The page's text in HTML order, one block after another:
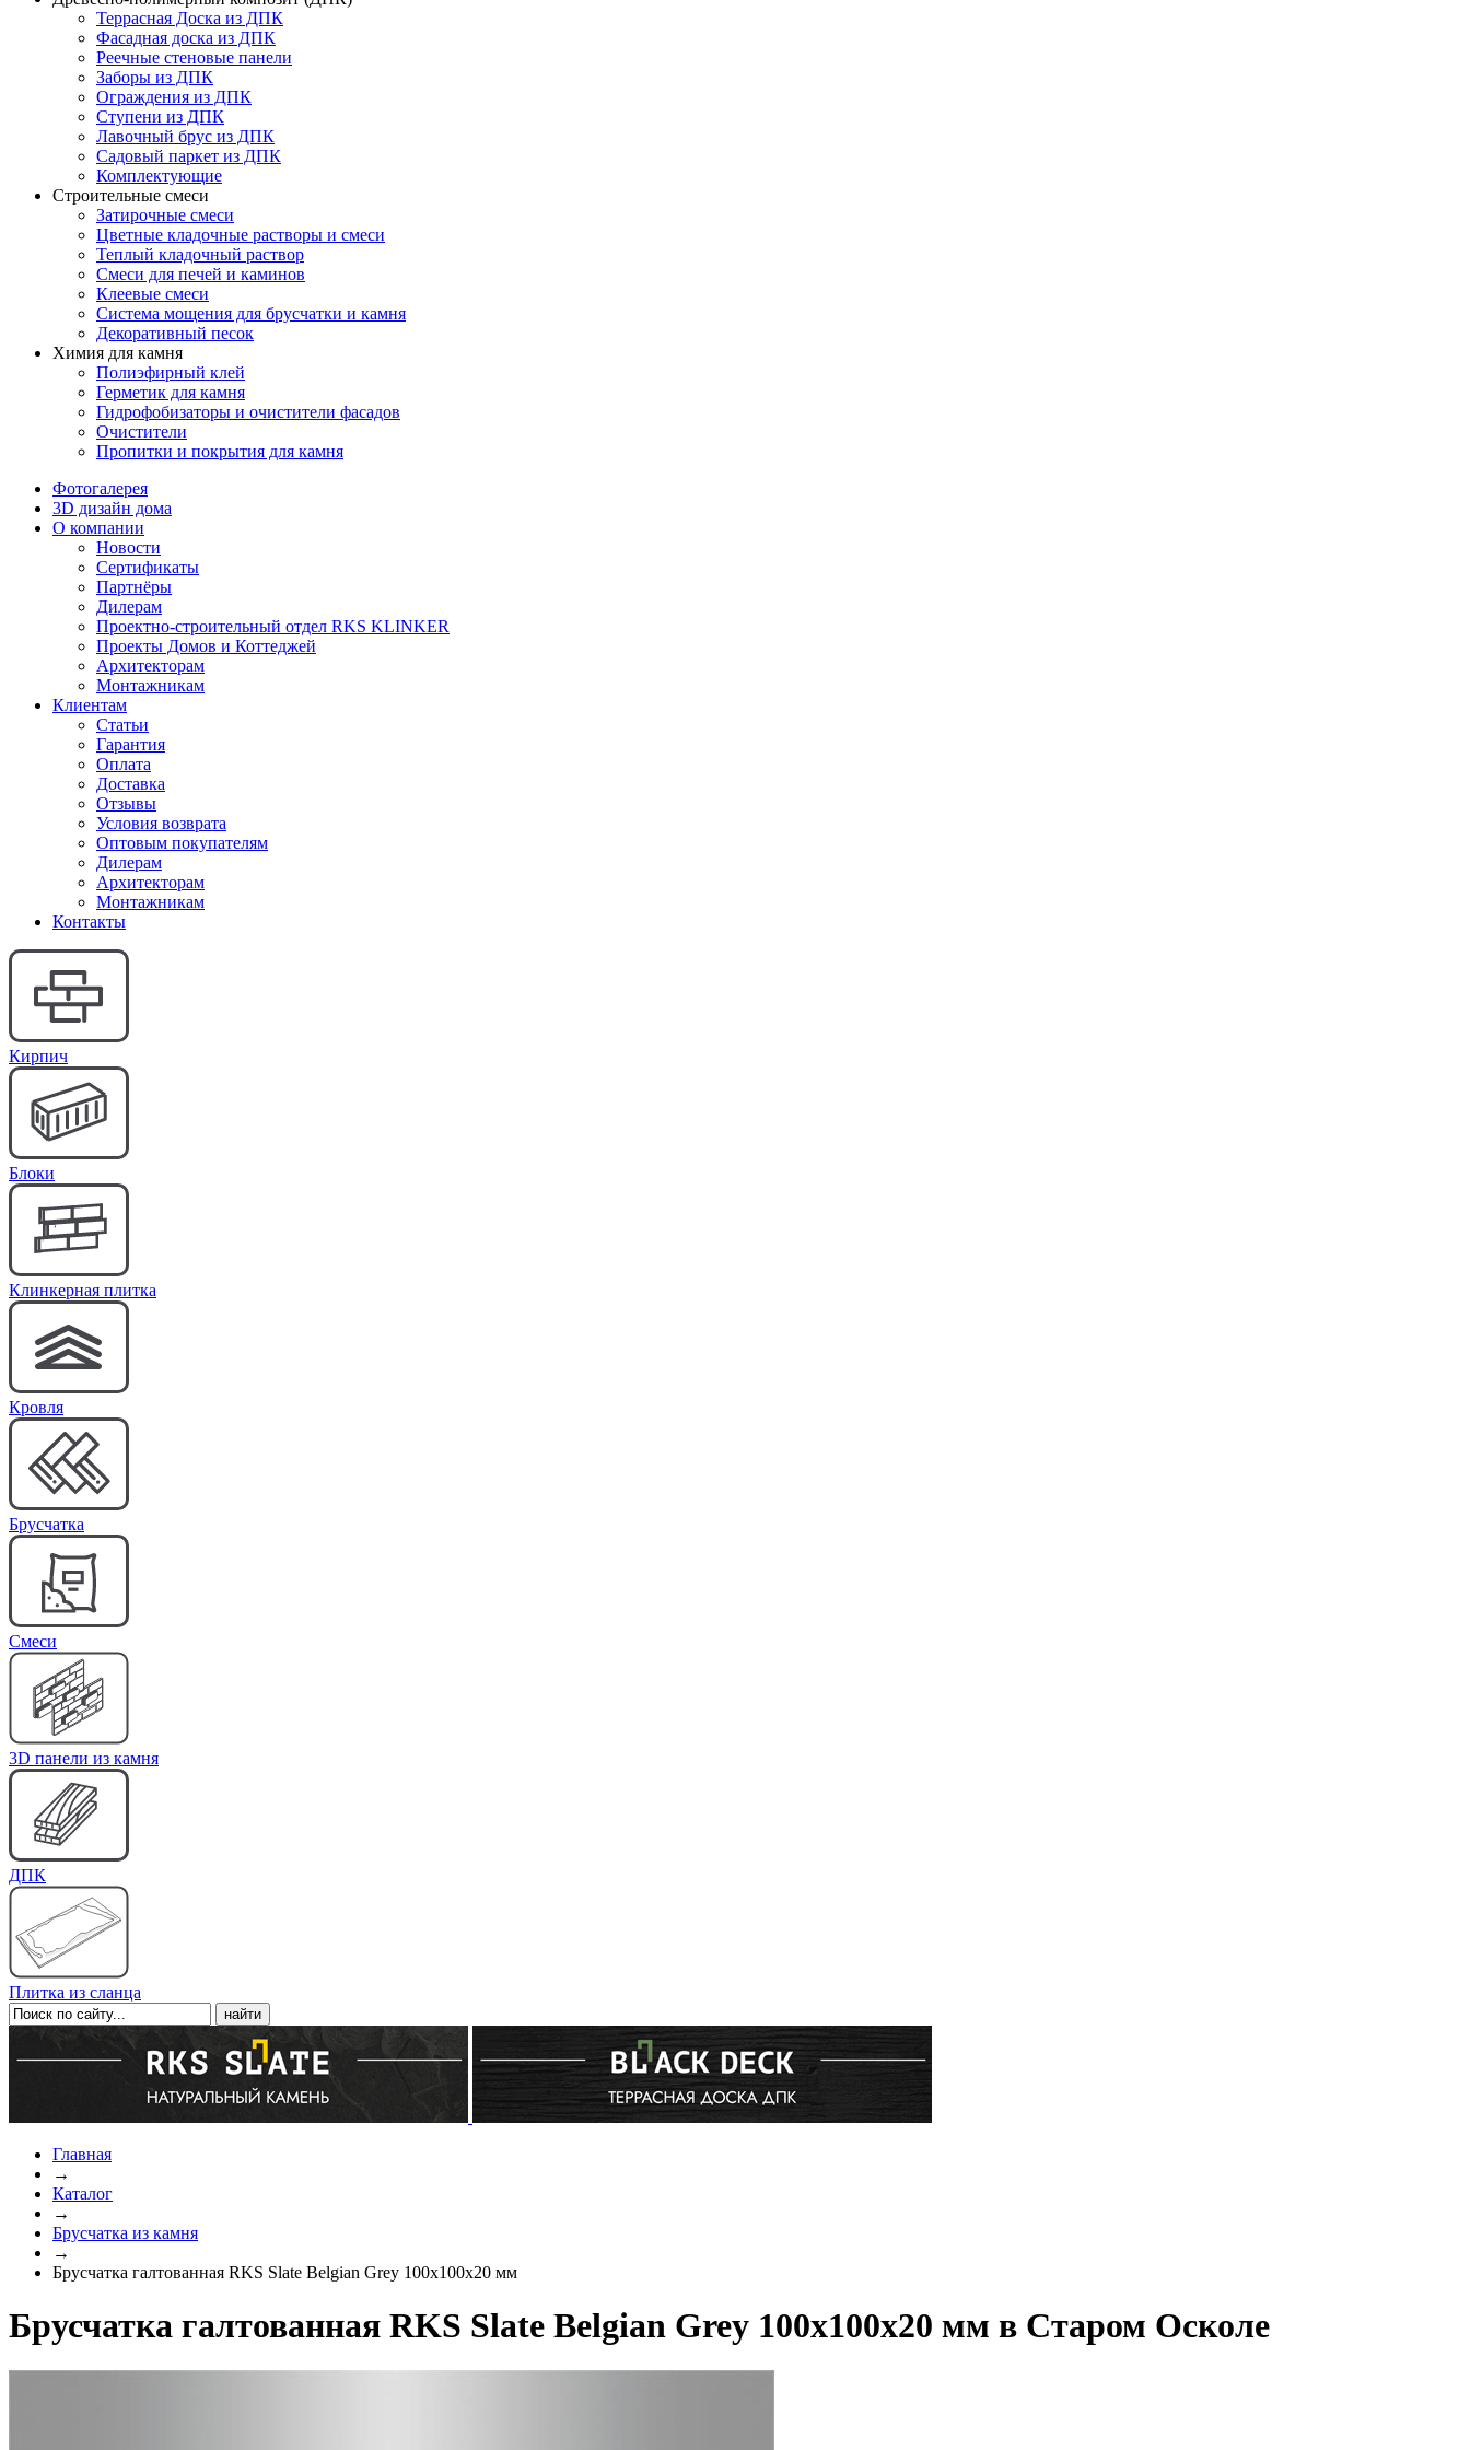
Террасная Доска из ДПК
Фасадная доска из ДПК
Реечные стеновые панели
Заборы из ДПК
Ограждения из ДПК
Ступени из ДПК
Лавочный брус из ДПК
Садовый паркет из ДПК
Комплектующие
Строительные смеси
Затирочные смеси
Цветные кладочные растворы и смеси
Теплый кладочный раствор
Смеси для печей и каминов
Клеевые смеси
Система мощения для брусчатки и камня
Декоративный песок
Химия для камня
Полиэфирный клей
Герметик для камня
Гидрофобизаторы и очистители фасадов
Очистители
Пропитки и покрытия для камня
Фотогалерея
3D дизайн дома
О компании
Новости
Сертификаты
Партнёры
Дилерам
Проектно-строительный отдел RKS KLINKER
Проекты Домов и Коттеджей
Архитекторам
Монтажникам
Клиентам
Статьи
Гарантия
Оплата
Доставка
Отзывы
Условия возврата
Оптовым покупателям
Дилерам
Архитекторам
Монтажникам
Контакты
Кирпич
Блоки
Клинкерная плитка
Кровля
Брусчатка
Cмеси
3D панели из камня
ДПК
Плитка из сланца
Главная
→
Каталог
→
Брусчатка из камня
→
Брусчатка галтованная RKS Slate Belgian Grey 100x100x20 мм
Брусчатка галтованная RKS Slate Belgian Grey 100x100x20 мм в Старом Осколе